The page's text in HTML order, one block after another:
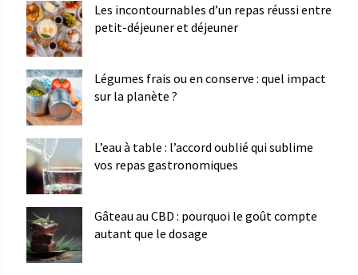
Les incontournables d’un repas réussi entre
petit-déjeuner et déjeuner
Légumes frais ou en conserve : quel impact
sur la planète ?
L’eau à table : l’accord oublié qui sublime
vos repas gastronomiques
Gâteau au CBD : pourquoi le goût compte
autant que le dosage